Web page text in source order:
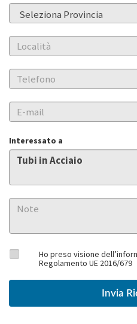
Interessato a
Ho preso visione
Regolamento UE 2016/679